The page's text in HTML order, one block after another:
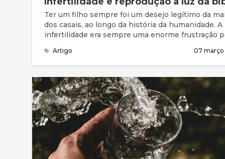
Ter um filho sempre foi um desejo legítimo da
dos casais, ao longo da história da humanidade. A
infertilidade era sempre uma enorme frustração
sociedade, sobretudo para a mulher, porque se
supunha ser ela a principal responsável pela
incapacidade de procriar.
Artigo 07